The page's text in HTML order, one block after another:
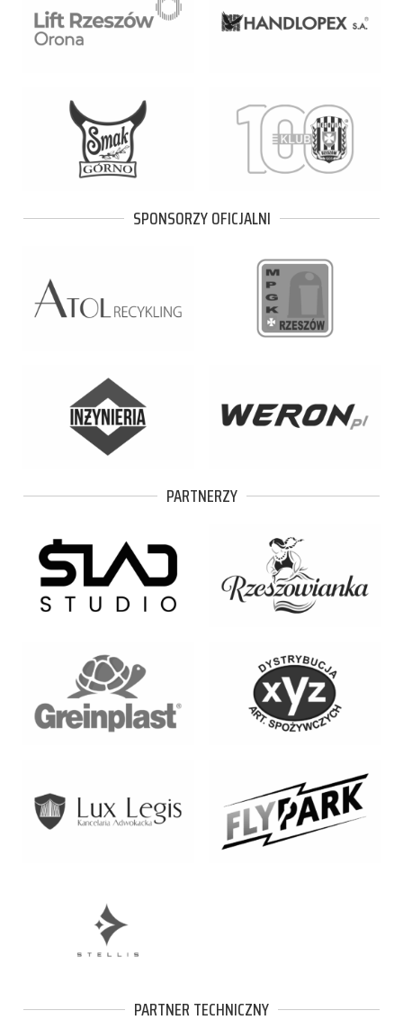
SPONSORZY OFICJALNI
PARTNERZY
PARTNER TECHNICZNY